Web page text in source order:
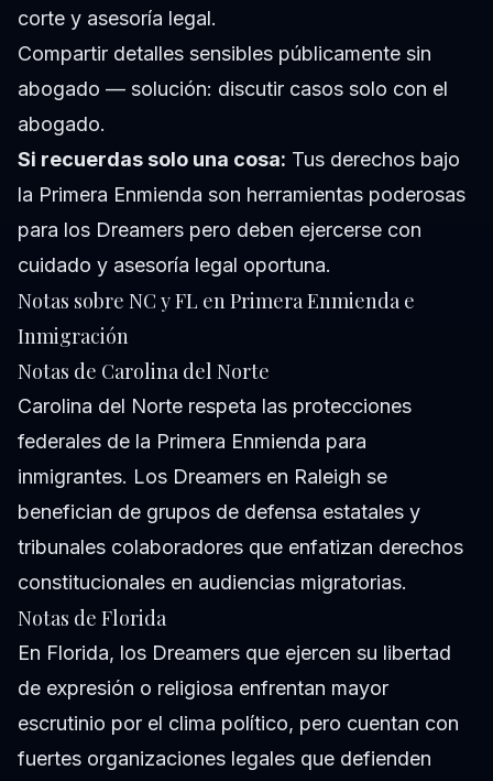
corte y asesoría legal.
Compartir detalles sensibles públicamente sin
abogado — solución: discutir casos solo con el
abogado.
Si recuerdas solo una cosa: Tus derechos bajo
la Primera Enmienda son herramientas poderosas
para los Dreamers pero deben ejercerse con
cuidado y asesoría legal oportuna.
Notas sobre NC y FL en Primera Enmienda e
Inmigración
Notas de Carolina del Norte
Carolina del Norte respeta las protecciones
federales de la Primera Enmienda para
inmigrantes. Los Dreamers en Raleigh se
benefician de grupos de defensa estatales y
tribunales colaboradores que enfatizan derechos
constitucionales en audiencias migratorias.
Notas de Florida
En Florida, los Dreamers que ejercen su libertad
de expresión o religiosa enfrentan mayor
escrutinio por el clima político, pero cuentan con
fuertes organizaciones legales que defienden